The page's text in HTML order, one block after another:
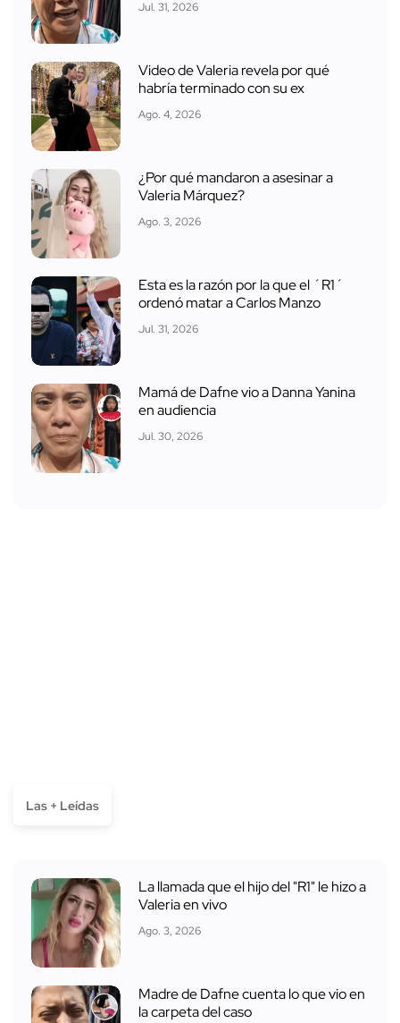
Jul. 31, 2026
Video de Valeria revela por qué
habría terminado con su ex
Ago. 4, 2026
¿Por qué mandaron a asesinar a
Valeria Márquez?
Ago. 3, 2026
Esta es la razón por la que el ´R1´
ordenó matar a Carlos Manzo
Jul. 31, 2026
Mamá de Dafne vio a Danna Yanina
en audiencia
Jul. 30, 2026
Las + Leídas
La llamada que el hijo del "R1" le hizo a
Valeria en vivo
Ago. 3, 2026
Madre de Dafne cuenta lo que vio en
la carpeta del caso